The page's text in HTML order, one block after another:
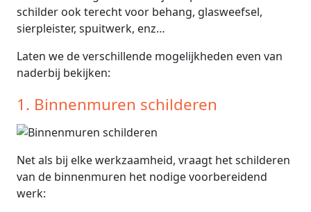
schilder ook terecht voor behang, glasweefsel,
sierpleister, spuitwerk, enz…
Laten we de verschillende mogelijkheden even van
naderbij bekijken:
1. Binnenmuren schilderen
Net als bij elke werkzaamheid, vraagt het schilderen
van de binnenmuren het nodige voorbereidend
werk: